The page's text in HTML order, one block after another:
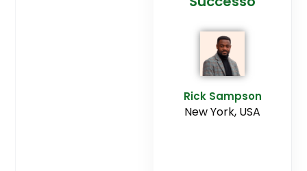
Rick Sampson
New York, USA